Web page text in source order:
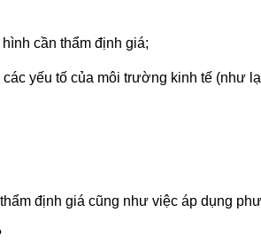
cần thẩm định giá;
yếu tố của môi trường kinh tế (như
định giá cũng như việc áp dụng